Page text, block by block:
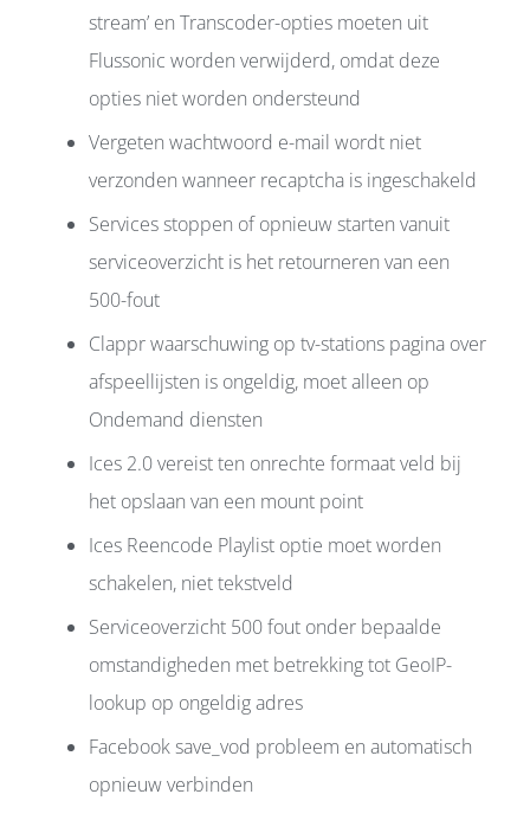
stream’ en Transcoder-opties moeten uit
Flussonic worden verwijderd, omdat deze
opties niet worden ondersteund
Vergeten wachtwoord e-mail wordt niet
verzonden wanneer recaptcha is ingeschakeld
Services stoppen of opnieuw starten vanuit
serviceoverzicht is het retourneren van een
500-fout
Clappr waarschuwing op tv-stations pagina over
afspeellijsten is ongeldig, moet alleen op
Ondemand diensten
Ices 2.0 vereist ten onrechte formaat veld bij
het opslaan van een mount point
Ices Reencode Playlist optie moet worden
schakelen, niet tekstveld
Serviceoverzicht 500 fout onder bepaalde
omstandigheden met betrekking tot GeoIP-
lookup op ongeldig adres
Facebook save_vod probleem en automatisch
opnieuw verbinden